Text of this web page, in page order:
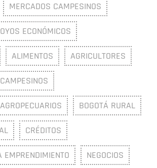
MERCADOS CAMPESINOS
ECONÓMICOS
ALIMENTOS AGRICULTORES
BOGOTÁ RURAL
CRÉDITOS
EMPRENDIMIENTO NEGOCIOS